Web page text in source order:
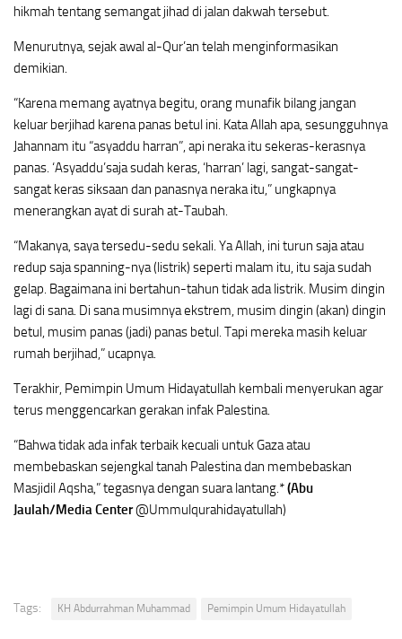
hikmah tentang semangat jihad di jalan dakwah tersebut.
Menurutnya, sejak awal al-Qur’an telah menginformasikan
demikian.
“Karena memang ayatnya begitu, orang munafik bilang jangan
keluar berjihad karena panas betul ini. Kata Allah apa, sesungguhnya
Jahannam itu “asyaddu harran”, api neraka itu sekeras-kerasnya
panas. ‘Asyaddu’saja sudah keras, ‘harran’ lagi, sangat-sangat-
sangat keras siksaan dan panasnya neraka itu,” ungkapnya
menerangkan ayat di surah at-Taubah.
“Makanya, saya tersedu-sedu sekali. Ya Allah, ini turun saja atau
redup saja spanning-nya (listrik) seperti malam itu, itu saja sudah
gelap. Bagaimana ini bertahun-tahun tidak ada listrik. Musim dingin
lagi di sana. Di sana musimnya ekstrem, musim dingin (akan) dingin
betul, musim panas (jadi) panas betul. Tapi mereka masih keluar
rumah berjihad,” ucapnya.
Terakhir, Pemimpin Umum Hidayatullah kembali menyerukan agar
terus menggencarkan gerakan infak Palestina.
“Bahwa tidak ada infak terbaik kecuali untuk Gaza atau
membebaskan sejengkal tanah Palestina dan membebaskan
Masjidil Aqsha,” tegasnya dengan suara lantang.*(Abu
Jaulah/Media Center@Ummulqurahidayatullah)
Tags: KH Abdurrahman Muhammad Pemimpin Umum Hidayatullah